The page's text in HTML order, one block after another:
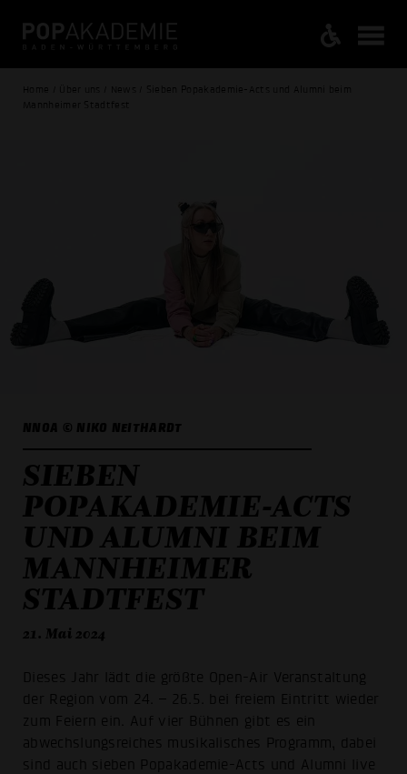
Home / Über uns / News / Sieben Popakademie-Acts und Alumni beim
Mannheimer Stadtfest
NNOA © NIKO NEITHARDT
SIEBEN
POPAKADEMIE-ACTS
UND ALUMNI BEIM
MANNHEIMER
STADTFEST
21. Mai 2024
Dieses Jahr lädt die größte Open-Air Veranstaltung
der Region vom 24. – 26.5. bei freiem Eintritt wieder
zum Feiern ein. Auf vier Bühnen gibt es ein
abwechslungsreiches musikalisches Programm, dabei
sind auch sieben Popakademie-Acts und Alumni live